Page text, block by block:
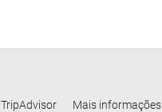
TripAdvisor Mais